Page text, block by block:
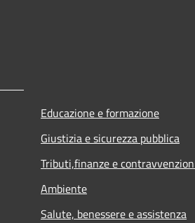
Educazione e formazione
Giustizia e sicurezza pubblica
Tributi,finanze e
Ambiente
Salute, benessere e assistenza